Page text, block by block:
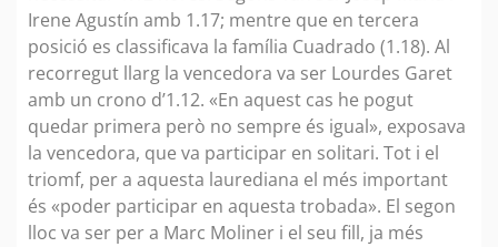
Irene Agustín amb 1.17; mentre que en tercera
posició es classificava la família Cuadrado (1.18). Al
recorregut llarg la vencedora va ser Lourdes Garet
amb un crono d’1.12. «En aquest cas he pogut
quedar primera però no sempre és igual», exposava
la vencedora, que va participar en solitari. Tot i el
triomf, per a aquesta laurediana el més important
és «poder participar en aquesta trobada». El segon
lloc va ser per a Marc Moliner i el seu fill, ja més